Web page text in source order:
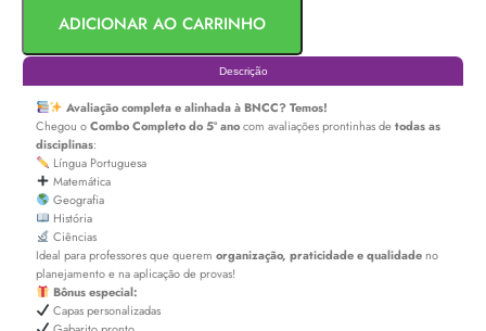
ADICIONAR AO CARRINHO
Descrição
Avaliação completa e alinhada à BNCC? Temos!
Chegou oCombo Completo do 5º anocom avaliações prontinhas detodas as
disciplinas:
Língua Portuguesa
Matemática
Geografia
História
Ciências
Ideal para professores que querem organização, praticidade e qualidade no
planejamento e na aplicação de provas!
Bônus especial:
Capas personalizadas